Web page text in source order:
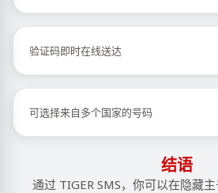
验证码即时在线送达
可选择来自多个国家的号码
结语
通过 TIGER SMS，你可以在隐藏